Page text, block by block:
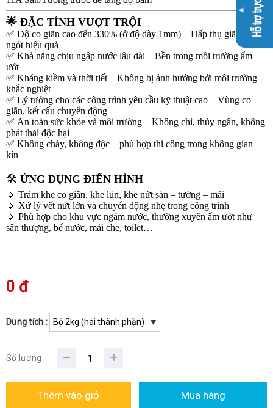
🌟 ĐẶC TÍNH VƯỢT TRỘI
✅ Độ co giãn cao đến 330% (ở độ dày 1mm) – Hấp thụ giãn nở, co
ngót hiệu quả
✅ Khả năng chịu ngập nước lâu dài – Bền trong môi trường ẩm
ướt
✅ Kháng kiềm và thời tiết – Không bị ảnh hưởng bởi môi trường
khắc nghiệt
✅ Lý tưởng cho các công trình yêu cầu kỹ thuật cao – Vùng co
giãn, kết cấu chuyển động
✅ An toàn sức khỏe và môi trường – Không chì, thủy ngân, không
phát thải độc hại
✅ Không cháy, không độc – phù hợp thi công trong không gian
kín
🛠️ ỨNG DỤNG ĐIỂN HÌNH
🔹 Trám khe co giãn, khe lún, khe nứt sàn – tường – mái
🔹 Xử lý vết nứt lớn và chuyển động nhẹ trong công trình
🔹 Phù hợp cho khu vực ngâm nước, thường xuyên ẩm ướt như
sân thượng, bể nước, mái che, toilet…
0 đ
Dung tích :
Số lượng